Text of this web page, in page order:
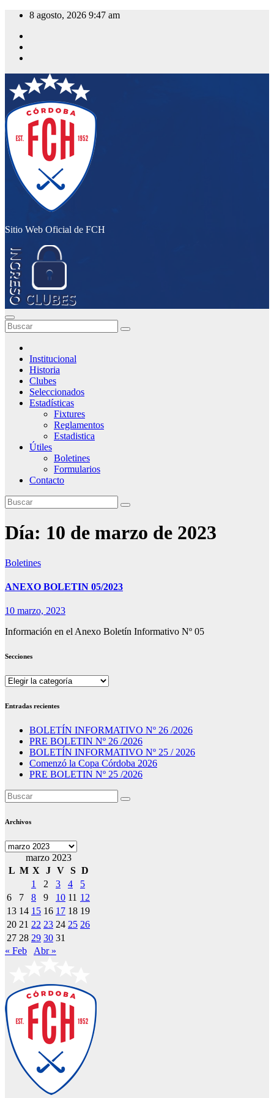
Saltar
contenido
8 agosto, 2026 9:47 am
Sitio Web Oficial de FCH
Institucional
Historia
Clubes
Seleccionados
Estadísticas
Fixtures
Reglamentos
Estadistica
Útiles
Boletines
Formularios
Contacto
Día: 10 de marzo de 2023
Boletines
ANEXO BOLETIN 05/2023
10 marzo, 2023
Información en el Anexo Boletín Informativo Nº 05
Secciones
Secciones
Entradas recientes
BOLETÍN INFORMATIVO Nº 26 /2026
PRE BOLETIN Nº 26 /2026
BOLETÍN INFORMATIVO Nº 25 / 2026
Comenzó la Copa Córdoba 2026
PRE BOLETIN Nº 25 /2026
Archivos
Archivos
marzo 2023
L M X J V S D
1
2 3 4
5
6
7 8 9 10 11 12
13 14 15 16 17 18 19
20 21 22 23 24 25 26
27 28 29 30 31
« Feb
Abr »